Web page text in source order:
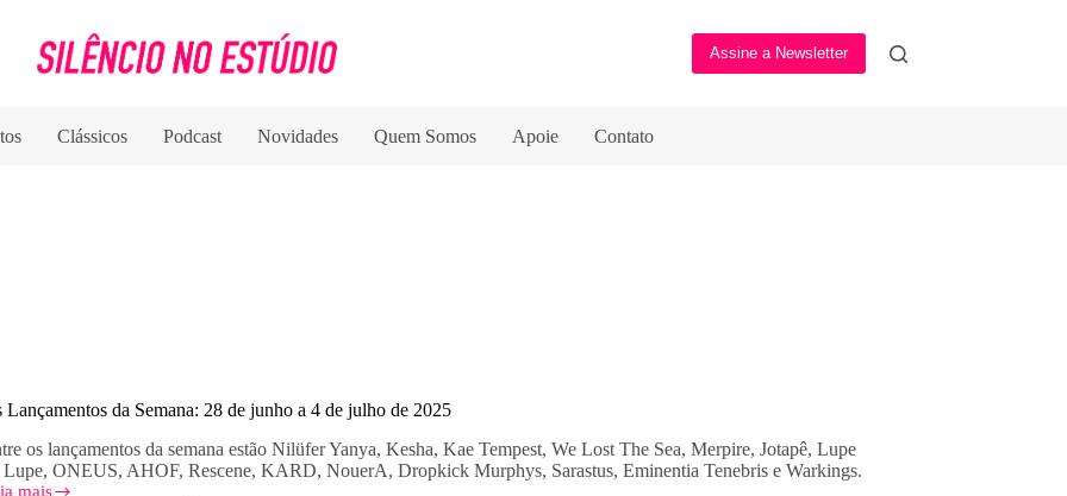
Assine a Newsletter
Clássicos Podcast Novidades Quem Somos Apoie Contato
Lançamentos da Semana: 28 de junho a 4 de julho de 2025
os lançamentos da semana estão Nilüfer Yanya, Kesha, Kae Tempest, We Lost The Sea, Merpire, Jotapê, Lupe
Lupe, ONEUS, AHOF, Rescene, KARD, NouerA, Dropkick Murphys, Sarastus, Eminentia Tenebris e Warkings.
mais